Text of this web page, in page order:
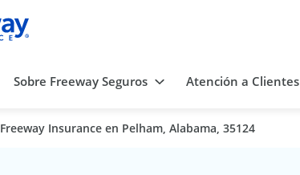
Sobre Freeway Seguros Atención a Clientes
Freeway Insurance en Pelham, Alabama, 35124